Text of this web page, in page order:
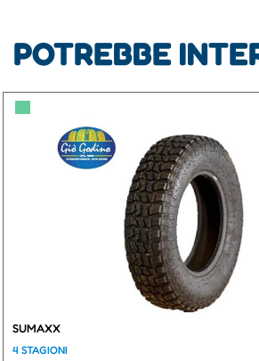
POTREBBE
▀
SUMAXX
4 STAGIONI